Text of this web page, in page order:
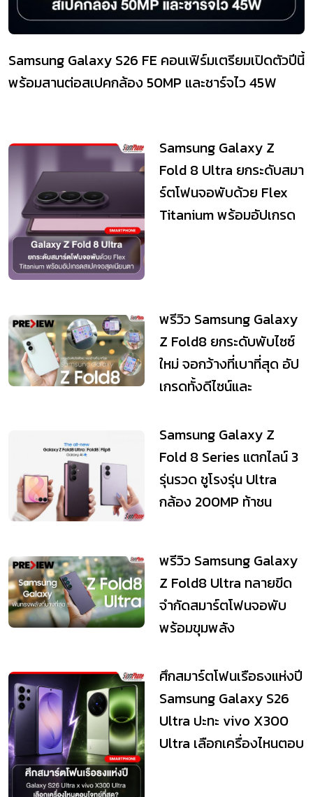
Samsung Galaxy S26 FE คอนเฟิร์มเตรียมเปิดตัวปีนี้
พร้อมสานต่อสเปคกล้อง 50MP และชาร์จไว 45W
Samsung Galaxy Z
Fold 8 Ultra ยกระดับสมา
ร์ตโฟนจอพับด้วย Flex
Titanium พร้อมอัปเกรด
พรีวิว Samsung Galaxy
Z Fold8 ยกระดับพับไซซ์
ใหม่ จอกว้างที่เบาที่สุด อัป
เกรดทั้งดีไซน์และ
Samsung Galaxy Z
Fold 8 Series แตกไลน์ 3
รุ่นรวด ชูโรงรุ่น Ultra
กล้อง 200MP ท้าชน
พรีวิว Samsung Galaxy
Z Fold8 Ultra ทลายขีด
จำกัดสมาร์ตโฟนจอพับ
พร้อมขุมพลัง
Ge...
ศึกสมาร์ตโฟนเรือธงแห่งปี
Samsung Galaxy S26
Ultra ปะทะ vivo X300
Ultra เลือกเครื่องไหนตอบ